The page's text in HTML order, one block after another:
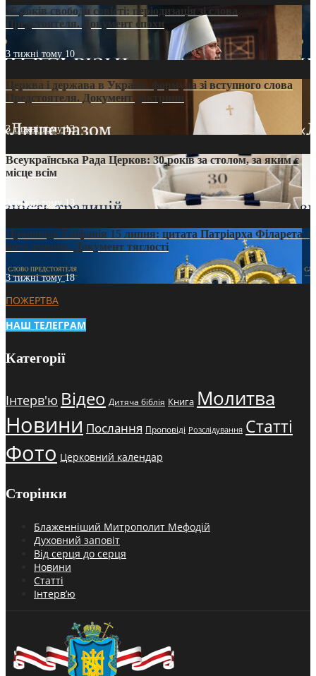
35 років свободи совісті: періодизація зі слова
Предстоятеля. Документ епохи
3 тижні тому 10
Церква і держава в Україні: формула зі вступного слова
Предстоятеля. Документ доктрини
3 тижні тому13
Всеукраїнська Рада Церков: 30 років за столом, за яким є
місце всім
3 тижні тому13
Проповідь Епіфанія 15 липня: цитата Патріарха Філарета з
його амвона. Документ тяглості
3 тижні тому18
ПОЖЕРТВА
НАШ ТЕЛЕГРАМ
Категорії
Інтерв'ю Відео Дитяча біблія Книга Молитва
Новини Послання Проповіді Розслідування Статті
Фото Церковний календар
Сторінки
Блаженніший Митрополит Мефодій
Духовний заповіт
Від серця до серця
Новини
Статті
Інтерв’ю